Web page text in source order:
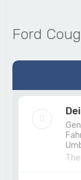
Ford